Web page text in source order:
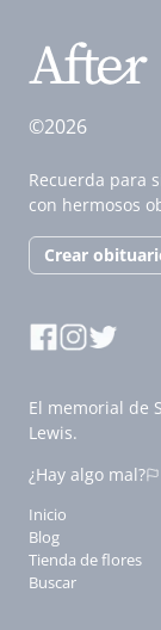
©2026
Recuerda para
con hermosos
Crear
El memorial de
Lewis.
¿Hay algo mal?
Inicio
Blog
Tienda de flores
Buscar